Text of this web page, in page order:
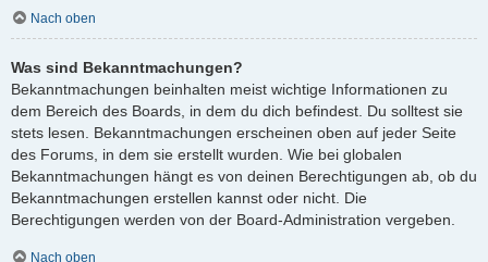
Nach oben
Was sind Bekanntmachungen?
Bekanntmachungen beinhalten meist wichtige Informationen zu
dem Bereich des Boards, in dem du dich befindest. Du solltest sie
stets lesen. Bekanntmachungen erscheinen oben auf jeder Seite
des Forums, in dem sie erstellt wurden. Wie bei globalen
Bekanntmachungen hängt es von deinen Berechtigungen ab, ob du
Bekanntmachungen erstellen kannst oder nicht. Die
Berechtigungen werden von der Board-Administration vergeben.
Nach oben